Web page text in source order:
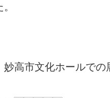
妙高市文化ホールで